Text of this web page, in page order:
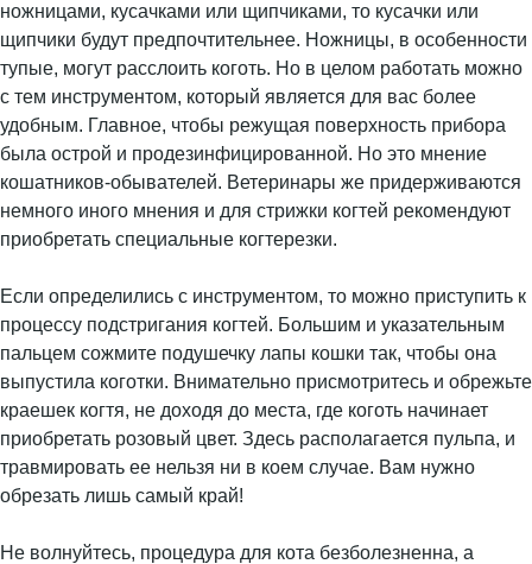
ножницами, кусачками или щипчиками, то кусачки или
щипчики будут предпочтительнее. Ножницы, в особенности
тупые, могут расслоить коготь. Но в целом работать можно
с тем инструментом, который является для вас более
удобным. Главное, чтобы режущая поверхность прибора
была острой и продезинфицированной. Но это мнение
кошатников-обывателей. Ветеринары же придерживаются
немного иного мнения и для стрижки когтей рекомендуют
приобретать специальные когтерезки.
Если определились с инструментом, то можно приступить к
процессу подстригания когтей. Большим и указательным
пальцем сожмите подушечку лапы кошки так, чтобы она
выпустила коготки. Внимательно присмотритесь и обрежьте
краешек когтя, не доходя до места, где коготь начинает
приобретать розовый цвет. Здесь располагается пульпа, и
травмировать ее нельзя ни в коем случае. Вам нужно
обрезать лишь самый край!
Не волнуйтесь, процедура для кота безболезненна, а